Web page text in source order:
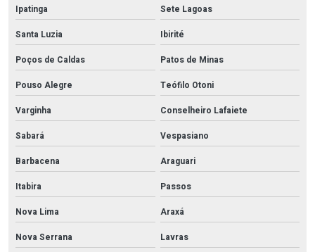
Ipatinga
Sete Lagoas
Santa Luzia
Ibirité
Poços de Caldas
Patos de Minas
Pouso Alegre
Teófilo Otoni
Varginha
Conselheiro Lafaiete
Sabará
Vespasiano
Barbacena
Araguari
Itabira
Passos
Nova Lima
Araxá
Nova Serrana
Lavras